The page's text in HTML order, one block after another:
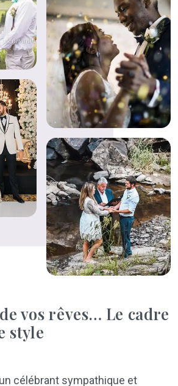
vos rêves… Le cadre
style
célébrant sympathique et